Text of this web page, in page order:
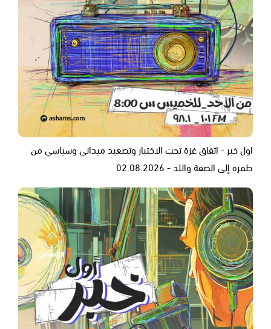
اول خبر - اتفاق غزة تحت الاختبار وتصعيد ميداني وسياسي من
طمرة إلى الضفة واللد - 02.08.2026